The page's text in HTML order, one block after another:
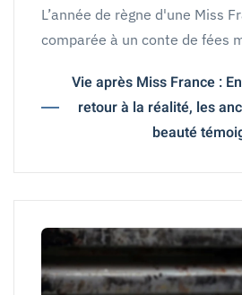
L’année de règne d'une Miss
comparée à un conte de fées
Vie après Miss France :
retour à la réalité, les
beauté